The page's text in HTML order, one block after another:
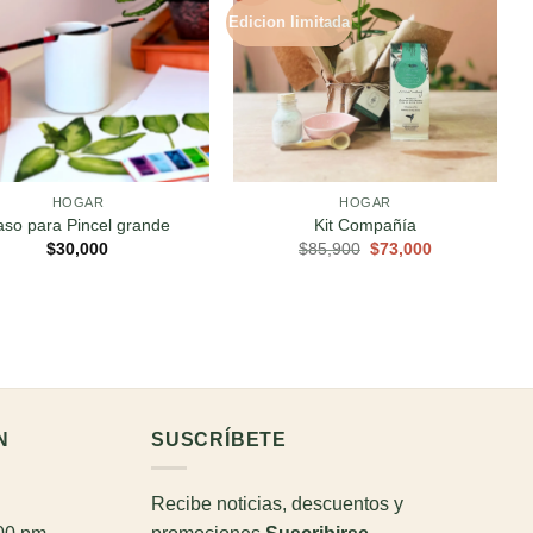
HOGAR
para Pincel grande
$30,000
Edicion limitada
HOGAR
Kit Compañía
$85,900 El
$73,000El
SUSCRÍBETE
Recibe noticias, descuentos y